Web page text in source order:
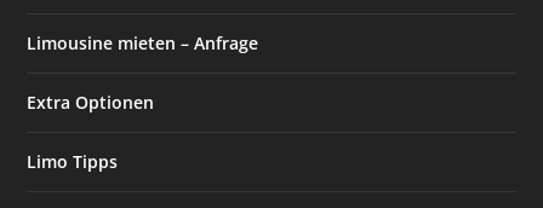
Limousine mieten – Anfrage
Extra Optionen
Limo Tipps